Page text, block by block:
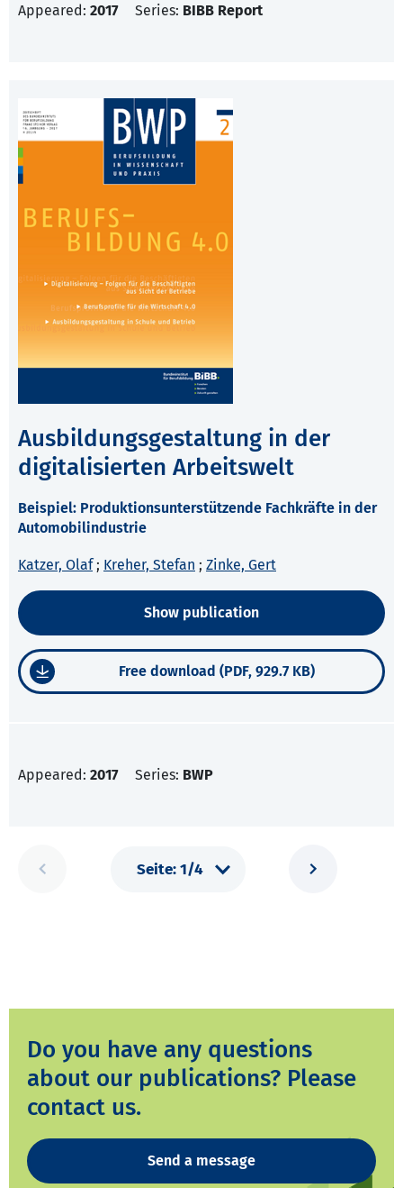
Appeared: 2017 Series: BIBB Report
Ausbildungsgestaltung in der
digitalisierten Arbeitswelt
Beispiel: Produktionsunterstützende Fachkräfte in der
Automobilindustrie
Katzer, Olaf; Kreher, Stefan ; Zinke, Gert
Show publication
Free download (PDF, 929.7 KB)
Appeared: 2017 Series: BWP
Do you have any questions
about our publications? Please
contact us.
Send a message